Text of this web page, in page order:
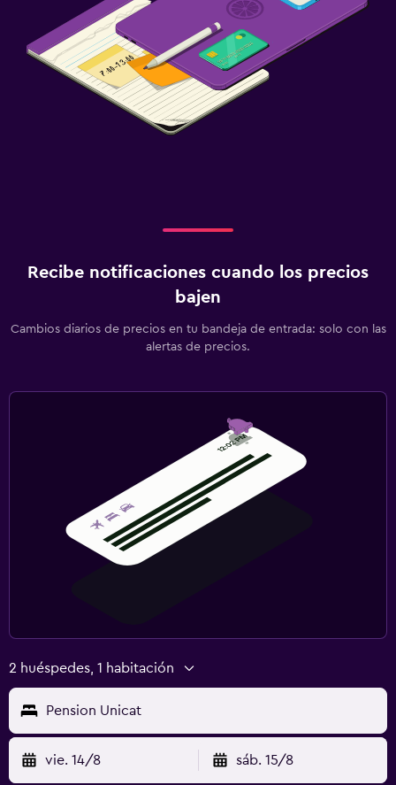
Recibe notificaciones cuando los precios
bajen
Cambios diarios de precios en tu bandeja de entrada: solo con las
alertas de precios.
2 huéspedes, 1 habitación
Pension Unicat
vie. 14/8 sáb. 15/8